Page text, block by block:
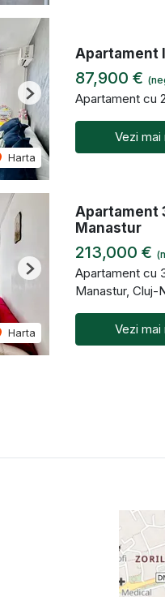
Harta
Next
Apartament
87,900 €
Apartament cu
Vezi mai
Harta
Next
Apartament
Manastur
213,000 €
Apartament cu
Manastur, Cluj-
Vezi mai